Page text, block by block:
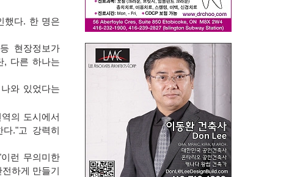
했다. 한 명은
현장정보가
, 다른 하나는
와 있었다는
의 도시에서
다."고 강력히
이런 무의미한
하게 만들기